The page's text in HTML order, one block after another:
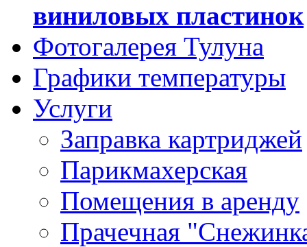
виниловых пластинок
Фотогалерея Тулуна
Графики температуры
Услуги
Заправка картриджей
Парикмахерская
Помещения в аренду
Прачечная